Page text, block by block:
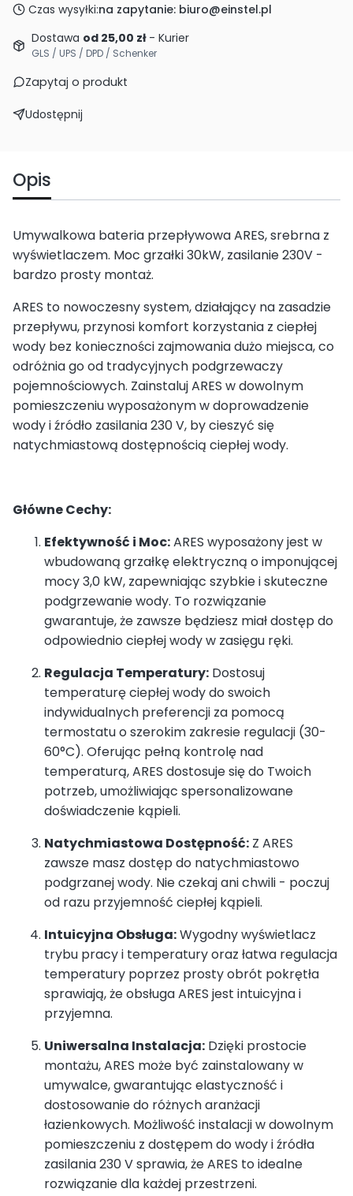
Czas wysyłki:na zapytanie: biuro@einstel.pl
Dostawa od 25,00 zł - Kurier
GLS / UPS / DPD / Schenker
Zapytaj o produkt
Udostępnij
Opis
Umywalkowa bateria przepływowa ARES, srebrna z
wyświetlaczem. Moc grzałki 30kW, zasilanie 230V -
bardzo prosty montaż.
ARES to nowoczesny system, działający na zasadzie
przepływu, przynosi komfort korzystania z ciepłej
wody bez konieczności zajmowania dużo miejsca, co
odróżnia go od tradycyjnych podgrzewaczy
pojemnościowych. Zainstaluj ARES w dowolnym
pomieszczeniu wyposażonym w doprowadzenie
wody i źródło zasilania 230 V, by cieszyć się
natychmiastową dostępnością ciepłej wody.
Główne Cechy:
Efektywność i Moc:ARES wyposażony jest w
wbudowaną grzałkę elektryczną o imponującej
mocy 3,0 kW, zapewniając szybkie i skuteczne
podgrzewanie wody. To rozwiązanie
gwarantuje, że zawsze będziesz miał dostęp do
odpowiednio ciepłej wody w zasięgu ręki.
Regulacja Temperatury: Dostosuj
temperaturę ciepłej wody do swoich
indywidualnych preferencji za pomocą
termostatu o szerokim zakresie regulacji (30-
60°C). Oferując pełną kontrolę nad
temperaturą, ARES dostosuje się do Twoich
potrzeb, umożliwiając spersonalizowane
doświadczenie kąpieli.
Natychmiastowa Dostępność: Z ARES
zawsze masz dostęp do natychmiastowo
podgrzanej wody. Nie czekaj ani chwili - poczuj
od razu przyjemność ciepłej kąpieli.
Intuicyjna Obsługa:Wygodny wyświetlacz
trybu pracy i temperatury oraz łatwa regulacja
temperatury poprzez prosty obrót pokrętła
sprawiają, że obsługa ARES jest intuicyjna i
przyjemna.
Uniwersalna Instalacja: Dzięki prostocie
montażu, ARES może być zainstalowany w
umywalce, gwarantując elastyczność i
dostosowanie do różnych aranżacji
łazienkowych. Możliwość instalacji w dowolnym
pomieszczeniu z dostępem do wody i źródła
zasilania 230 V sprawia, że ARES to idealne
rozwiązanie dla każdej przestrzeni.